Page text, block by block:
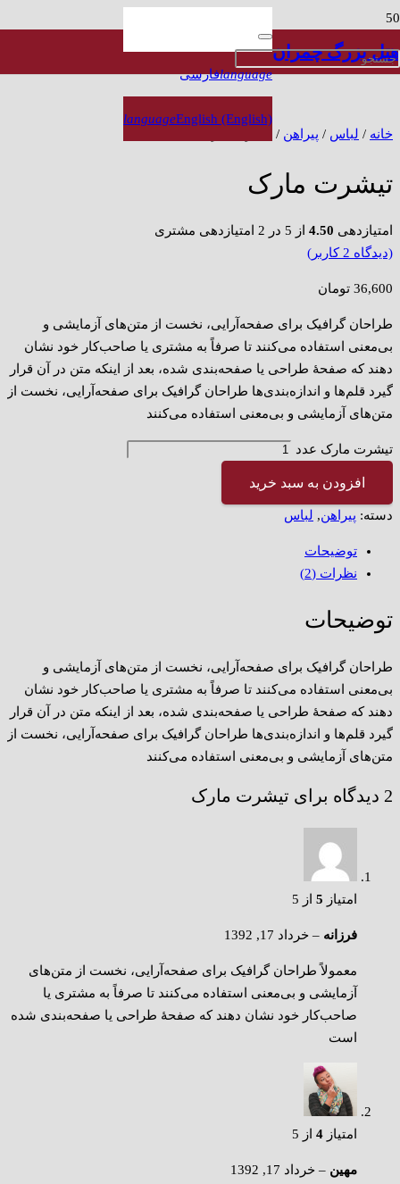
هتل بزرگ چمران
languageفارسی
languageEnglish (English)
خانه / لباس / پیراهن / تیشرت مارک
تیشرت مارک
امتیازدهی 4.50 از 5 در 2 امتیازدهی مشتری
(دیدگاه 2کاربر)
36,600 تومان
طراحان گرافیک برای صفحه‌آرایی، نخست از متن‌های آزمایشی و
بی‌معنی استفاده می‌کنند تا صرفاً به مشتری یا صاحب‌کار خود نشان
دهند که صفحهٔ طراحی یا صفحه‌بندی شده، بعد از اینکه متن در آن قرار
گیرد قلم‌ها و اندازه‌بندی‌ها طراحان گرافیک برای صفحه‌آرایی، نخست از
متن‌های آزمایشی و بی‌معنی استفاده می‌کنند
تیشرت مارک عدد
افزودن به سبد خرید
دسته: پیراهن, لباس
توضیحات
نظرات (2)
توضیحات
طراحان گرافیک برای صفحه‌آرایی، نخست از متن‌های آزمایشی و
بی‌معنی استفاده می‌کنند تا صرفاً به مشتری یا صاحب‌کار خود نشان
دهند که صفحهٔ طراحی یا صفحه‌بندی شده، بعد از اینکه متن در آن قرار
گیرد قلم‌ها و اندازه‌بندی‌ها طراحان گرافیک برای صفحه‌آرایی، نخست از
متن‌های آزمایشی و بی‌معنی استفاده می‌کنند
2 دیدگاه برای تیشرت مارک
امتیاز 5 از 5
فرزانه – خرداد 17, 1392
معمولاً طراحان گرافیک برای صفحه‌آرایی، نخست از متن‌های
آزمایشی و بی‌معنی استفاده می‌کنند تا صرفاً به مشتری یا
صاحب‌کار خود نشان دهند که صفحهٔ طراحی یا صفحه‌بندی شده
است
امتیاز 4 از 5
مهین – خرداد 17, 1392